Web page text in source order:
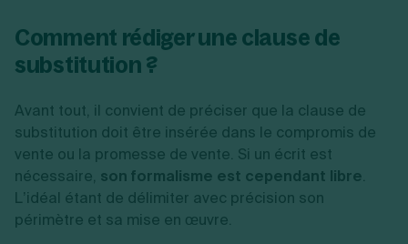
Comment rédiger une clause de
substitution ?
Avant tout, il convient de préciser que la clause de
substitution doit être insérée dans le compromis de
vente ou la promesse de vente. Si un écrit est
nécessaire, son formalisme est cependant libre.
L’idéal étant de délimiter avec précision son
périmètre et sa mise en œuvre.